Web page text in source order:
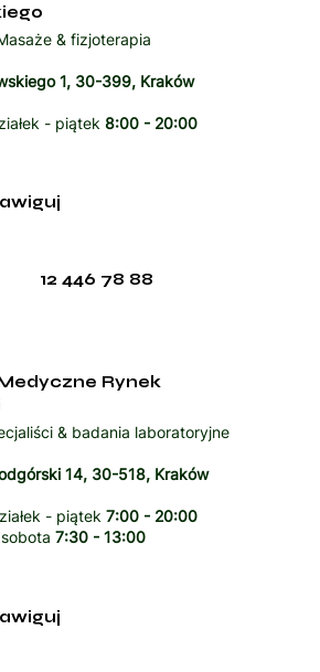
& fizjoterapia
1, 30-399, Kraków
- piątek 8:00 - 20:00
12 446 78 88
Rynek
& badania laboratoryjne
14, 30-518, Kraków
- piątek 7:00 - 20:00
sobota 7:30 - 13:00